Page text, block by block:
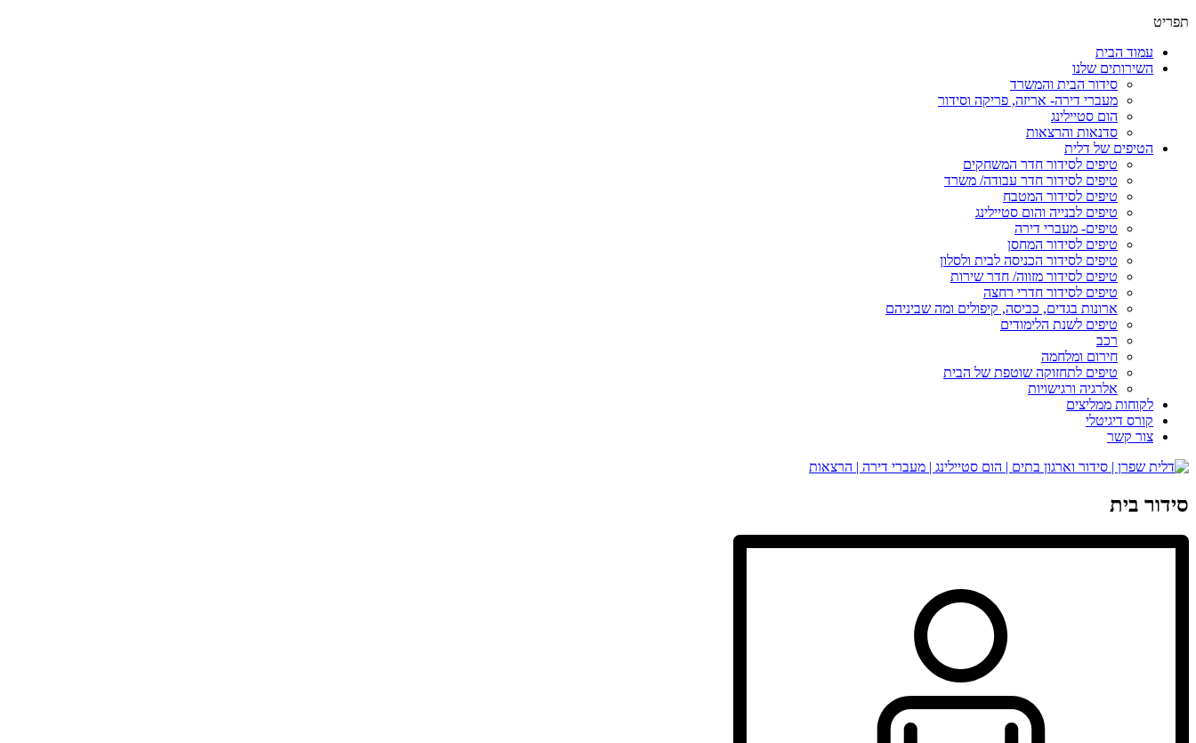
תפריט
עמוד הבית
השירותים שלנו
סידור הבית והמשרד
מעברי דירה- אריזה, פריקה וסידור
הום סטיילינג
סדנאות והרצאות
הטיפים של דלית
טיפים לסידור חדר המשחקים
טיפים לסידור חדר עבודה/ משרד
טיפים לסידור המטבח
טיפים לבנייה והום סטיילינג
טיפים- מעברי דירה
טיפים לסידור המחסן
טיפים לסידור הכניסה לבית ולסלון
טיפים לסידור מזווה/ חדר שירות
טיפים לסידור חדרי רחצה
ארונות בגדים, כביסה, קיפולים ומה שביניהם
טיפים לשנת הלימודים
רכב
חירום ומלחמה
טיפים לתחזוקה שוטפת של הבית
אלרגיה ורגישויות
לקוחות ממליצים
קורס דיגיטלי
צור קשר
סידור בית